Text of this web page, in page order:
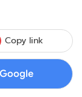
Copy link